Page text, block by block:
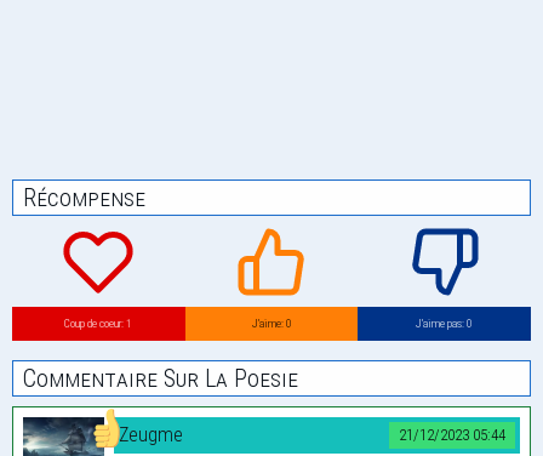
Récompense
Coup de coeur: 1 J’aime: 0 J’aime pas: 0
Commentaire Sur La Poesie
21/12/2023 05:44
Zeugme